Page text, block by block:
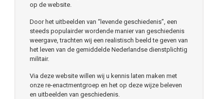
op de website.
Door het uitbeelden van “levende geschiedenis”, een
steeds populairder wordende manier van geschiedenis
weergave, trachten wij een realistisch beeld te geven van
het leven van de gemiddelde Nederlandse dienstplichtig
militair.
Via deze website willen wij u kennis laten maken met
onze re-enactmentgroep en het op deze wijze beleven
en uitbeelden van geschiedenis.